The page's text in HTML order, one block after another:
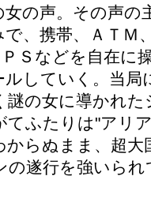
の声。その声の
、携帯、ＡＴＭ
Ｓなどを自在に
していく。当局
謎の女に導かれ
てふたりは"アリ
らぬまま、超大
の遂行を強いら